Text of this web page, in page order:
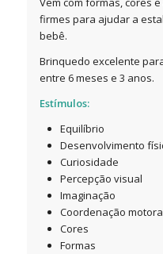
firmes para ajudar a
bebê.
Brinquedo excelente
entre 6 meses e 3 anos.
Estímulos:
Equilíbrio
Desenvolvimento
Curiosidade
Percepção visual
Imaginação
Coordenação
Cores
Formas